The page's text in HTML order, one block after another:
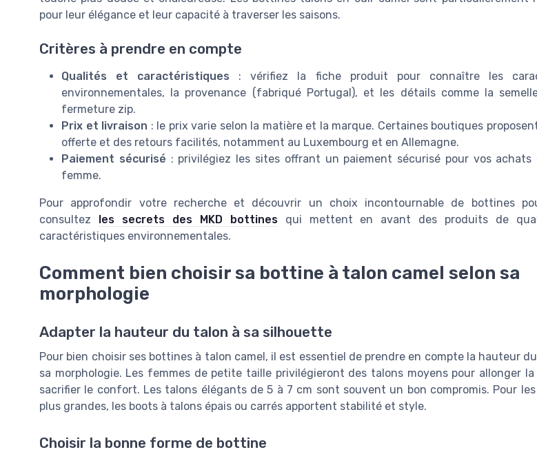
pour leur élégance et leur capacité à traverser les saisons.
Critères à prendre en compte
Qualités et caractéristiques : vérifiez la fiche produit pour connaître les
environnementales, la provenance (fabriqué Portugal), et les détails comme la
fermeture zip.
Prix et livraison : le prix varie selon la matière et la marque. Certaines boutiques
offerte et des retours facilités, notamment au Luxembourg et en Allemagne.
Paiement sécurisé : privilégiez les sites offrant un paiement sécurisé pour vos achats
femme.
Pour approfondir votre recherche et découvrir un choix incontournable de bottines
consultez les secrets des MKD bottinesqui mettent en avant des produits de
caractéristiques environnementales.
Comment bien choisir sa bottine à talon camel selon sa
morphologie
Adapter la hauteur du talon à sa silhouette
Pour bien choisir ses bottines à talon camel, il est essentiel de prendre en compte la hauteur
sa morphologie. Les femmes de petite taille privilégieront des talons moyens pour allonger la
sacrifier le confort. Les talons élégants de 5 à 7 cm sont souvent un bon compromis. Pour
plus grandes, les boots à talons épais ou carrés apportent stabilité et style.
Choisir la bonne forme de bottine